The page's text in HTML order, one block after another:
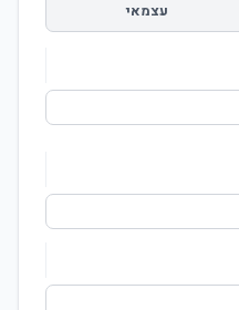
עצמאי